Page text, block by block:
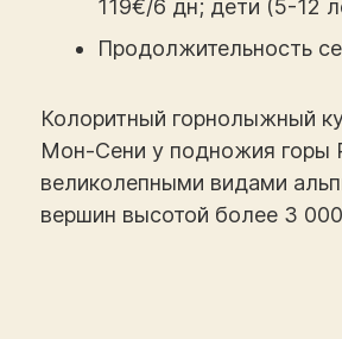
119€/6 дн; дети (5-12
Продолжительность
Колоритный горнолыжный
Мон-Сени у подножия горы
великолепными видами
вершин высотой более 3